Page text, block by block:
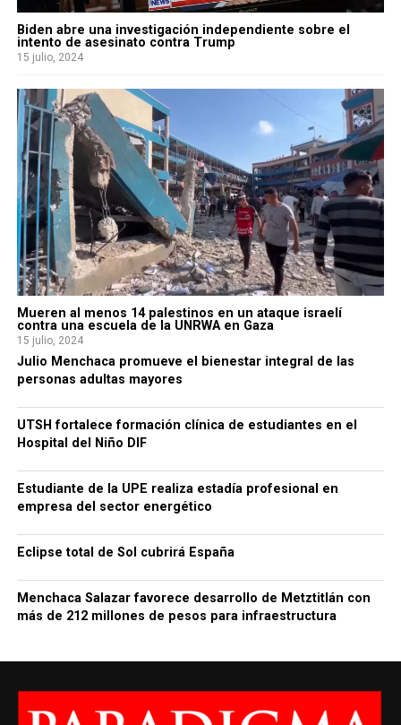
Biden abre una investigación independiente sobre el
intento de asesinato contra Trump
15 julio, 2024
Mueren al menos 14 palestinos en un ataque israelí
contra una escuela de la UNRWA en Gaza
15 julio, 2024
Julio Menchaca promueve el bienestar integral de las
personas adultas mayores
UTSH fortalece formación clínica de estudiantes en el
Hospital del Niño DIF
Estudiante de la UPE realiza estadía profesional en
empresa del sector energético
Eclipse total de Sol cubrirá España
Menchaca Salazar favorece desarrollo de Metztitlán con
más de 212 millones de pesos para infraestructura